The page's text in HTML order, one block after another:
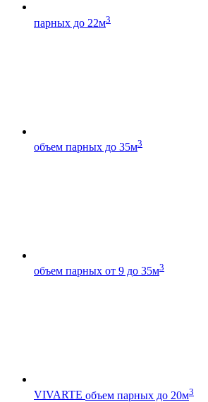
парных до 22м3
объем парных до 35м3
объем парных от 9 до 35м3
VIVARTE объем парных до 20м3